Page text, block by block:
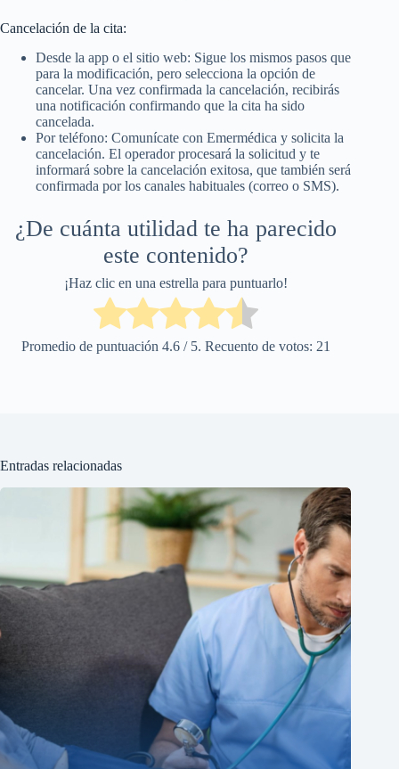
Cancelación de la cita:
Desde la app o el sitio web: Sigue los mismos pasos que
para la modificación, pero selecciona la opción de
cancelar. Una vez confirmada la cancelación, recibirás
una notificación confirmando que la cita ha sido
cancelada.
Por teléfono: Comunícate con Emermédica y solicita la
cancelación. El operador procesará la solicitud y te
informará sobre la cancelación exitosa, que también será
confirmada por los canales habituales (correo o SMS).
¿De cuánta utilidad te ha parecido
este contenido?
¡Haz clic en una estrella para puntuarlo!
Promedio de puntuación 4.6/ 5. Recuento de votos: 21
Entradas relacionadas